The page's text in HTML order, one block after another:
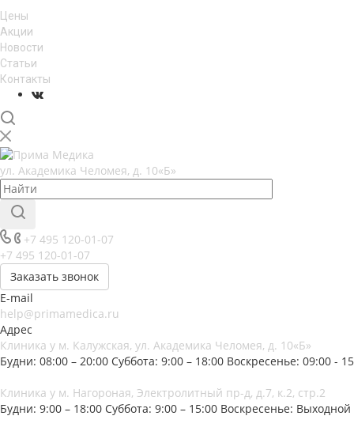
Цены
Акции
Новости
Статьи
Контакты
ул. Академика Челомея, д. 10«Б»
+7 495 120-01-07
+7 495 120-01-07
Заказать звонок
E-mail
help@primamedica.ru
Адрес
Клиника у м. Калужская, ул. Академика Челомея, д. 10«Б»
Будни: 08:00 – 20:00 Суббота: 9:00 – 18:00 Воскресенье: 09:00 -
Клиника у м. Нагороная, Электролитный пр-д, д.7, к.2, стр.2
Будни: 9:00 – 18:00 Суббота: 9:00 – 15:00 Воскресенье: Выходной